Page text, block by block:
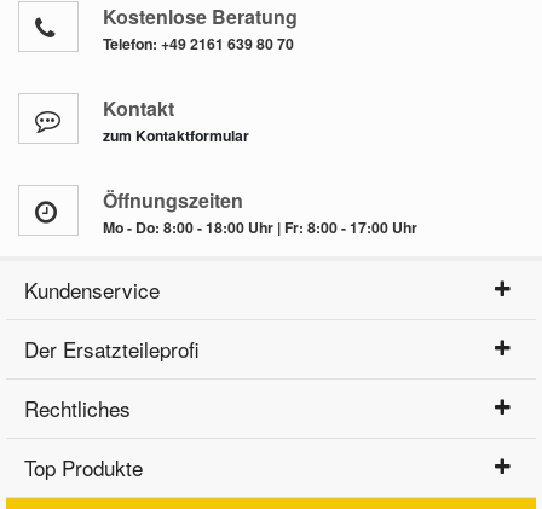
Kostenlose Beratung
Telefon: +49 2161 639 80 70
Kontakt
zum Kontaktformular
Öffnungszeiten
Mo - Do: 8:00 - 18:00 Uhr | Fr: 8:00 - 17:00 Uhr
Kundenservice
Der Ersatzteileprofi
Rechtliches
Top Produkte